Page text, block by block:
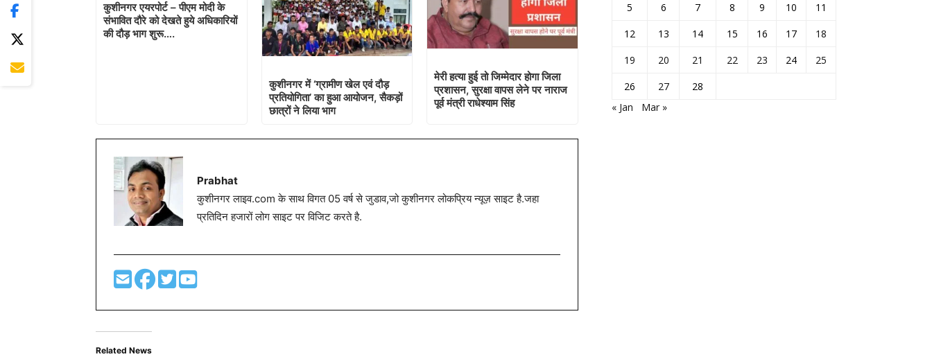
कुशीनगर एयरपोर्ट – पीएम मोदी के
संभावित दौरे को देखते हुये अधिकारियों
की दौड़ भाग शुरू….
कुशीनगर में ‘ग्रामीण खेल एवं दौड़
प्रतियोगिता’ का हुआ आयोजन, सैकड़ों
छात्रों ने लिया भाग
मेरी हत्या हुई तो जिम्मेदार होगा जिला
प्रशासन, सुरक्षा वापस लेने पर नाराज
पूर्व मंत्री राधेश्याम सिंह
Prabhat
कुशीनगर लाइव.com के साथ विगत 05 वर्ष से जुडाव,जो कुशीनगर लोकप्रिय न्यूज़ साइट है.जहा
प्रतिदिन हजारों लोग साइट पर विजिट करते है.
Related News
5
6 7 8 9 10
11
12
13 14 15 16 17
18
19
20 21 22 23 24
25
26
27
28
« Jan
Mar »